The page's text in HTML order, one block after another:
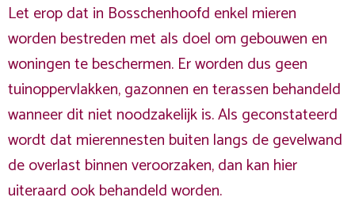
Let erop dat in Bosschenhoofd enkel mieren
worden bestreden met als doel om gebouwen en
woningen te beschermen. Er worden dus geen
tuinoppervlakken, gazonnen en terassen behandeld
wanneer dit niet noodzakelijk is. Als geconstateerd
wordt dat mierennesten buiten langs de gevelwand
de overlast binnen veroorzaken, dan kan hier
uiteraard ook behandeld worden.